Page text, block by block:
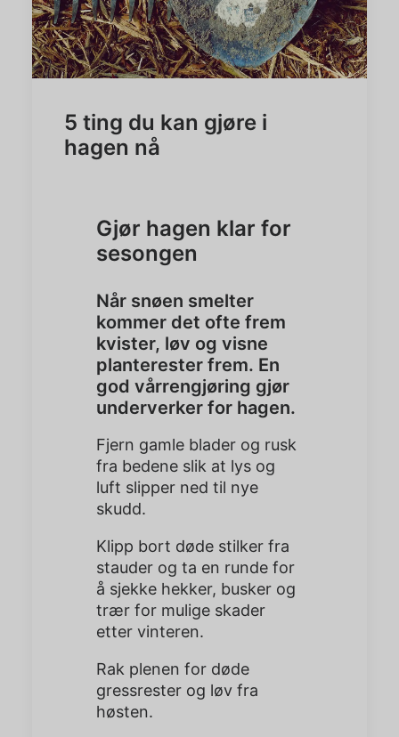
5 ting du kan gjøre i
hagen nå
Gjør hagen klar for
sesongen
Når snøen smelter
kommer det ofte frem
kvister, løv og visne
planterester frem. En
god vårrengjøring gjør
underverker for hagen.
Fjern gamle blader og rusk
fra bedene slik at lys og
luft slipper ned til nye
skudd.
Klipp bort døde stilker fra
stauder og ta en runde for
å sjekke hekker, busker og
trær for mulige skader
etter vinteren.
Rak plenen for døde
gressrester og løv fra
høsten.